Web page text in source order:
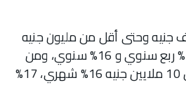
منح عائد من 50 ألف جنيه وحتى أقل من مليون جنيه
بنسبة 14% شهري و 15% ربع سنوي و 16% سنوي، ومن
مليون جنيه حتى أقل من 10 ملايين جنيه 16% شهري، 17%